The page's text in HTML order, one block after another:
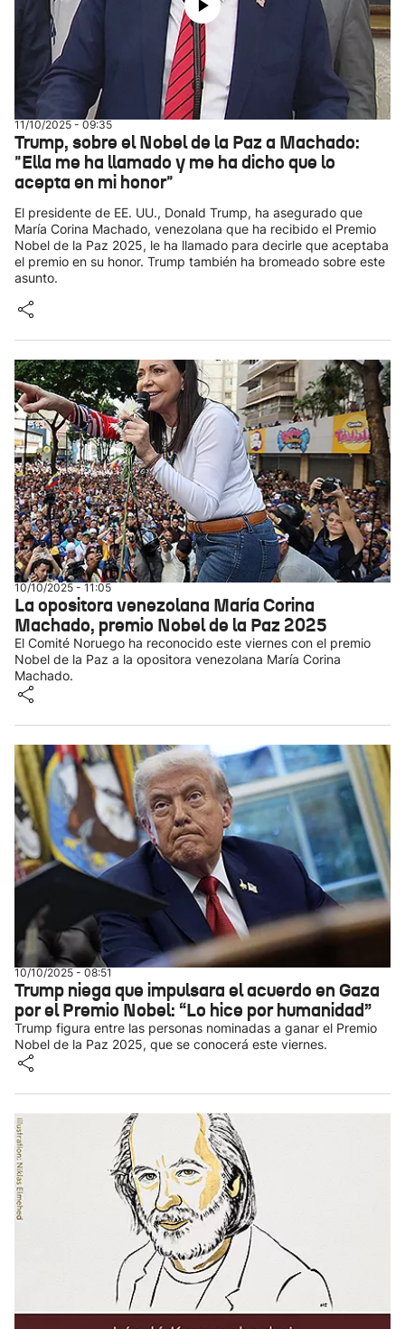
11/10/2025 - 09:35
Trump, sobre el Nobel de la Paz a Machado:
"Ella me ha llamado y me ha dicho que lo
acepta en mi honor"
El presidente de EE. UU., Donald Trump, ha asegurado que
María Corina Machado, venezolana que ha recibido el Premio
Nobel de la Paz 2025, le ha llamado para decirle que aceptaba
el premio en su honor. Trump también ha bromeado sobre este
asunto.
10/10/2025 - 11:05
La opositora venezolana María Corina
Machado, premio Nobel de la Paz 2025
El Comité Noruego ha reconocido este viernes con el premio
Nobel de la Paz a la opositora venezolana María Corina
Machado.
10/10/2025 - 08:51
Trump niega que impulsara el acuerdo en Gaza
por el Premio Nobel: “Lo hice por humanidad”
Trump figura entre las personas nominadas a ganar el Premio
Nobel de la Paz 2025, que se conocerá este viernes.